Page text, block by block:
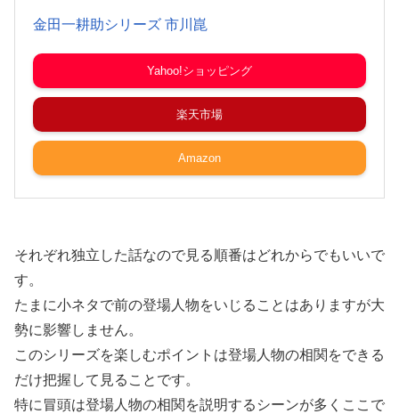
金田一耕助シリーズ 市川崑
Yahoo!ショッピング
楽天市場
Amazon
それぞれ独立した話なので見る順番はどれからでもいいで
す。
たまに小ネタで前の登場人物をいじることはありますが大
勢に影響しません。
このシリーズを楽しむポイントは登場人物の相関をできる
だけ把握して見ることです。
特に冒頭は登場人物の相関を説明するシーンが多くここで